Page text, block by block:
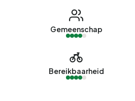
Gemeenschap
Bereikbaarheid